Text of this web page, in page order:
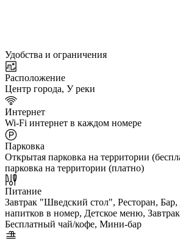
Удобства и ограничения
Расположение
Центр города, У реки
Интернет
Wi-Fi интернет в каждом номере
Парковка
Открытая парковка на территории
парковка на территории (платно)
Питание
Завтрак "Шведский стол", Ресторан,
напитков в номер, Детское меню,
Бесплатный чай/кофе, Мини-бар